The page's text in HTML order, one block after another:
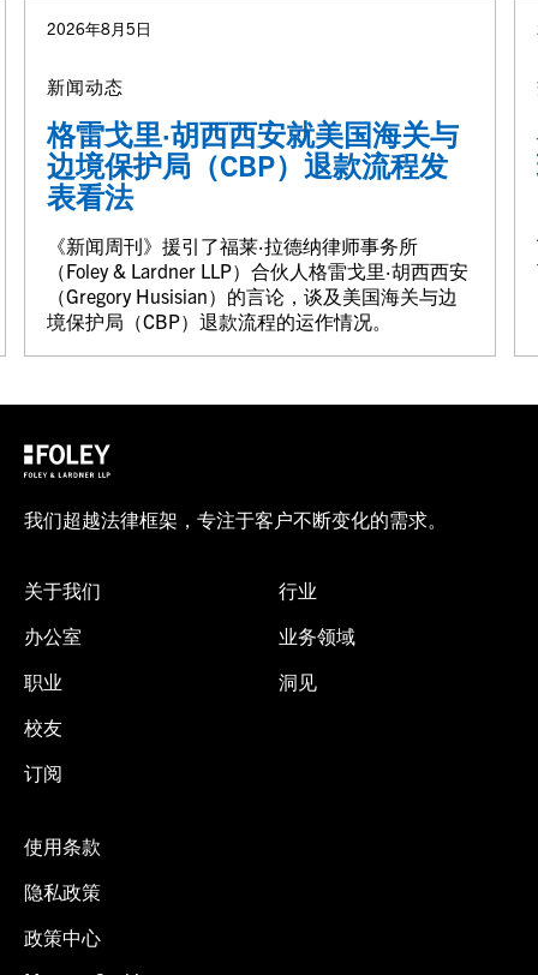
2026年8月5日
新闻动态
格雷戈里·胡西西安就美国海关与
边境保护局（CBP）退款流程发
表看法
《新闻周刊》援引了福莱·拉德纳律师事务所
（Foley & Lardner LLP）合伙人格雷戈里·胡西西安
（Gregory Husisian）的言论，谈及美国海关与边
境保护局（CBP）退款流程的运作情况。
我们超越法律框架，专注于客户不断变化的需求。
关于我们
办公室
职业
校友
订阅
行业
业务领域
洞见
使用条款
隐私政策
政策中心